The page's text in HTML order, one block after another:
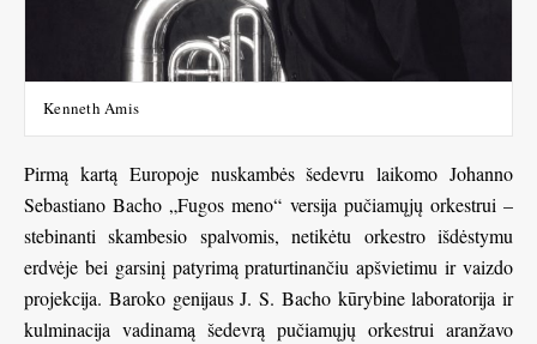
Kenneth Amis
Pirmą kartą Europoje nuskambės šedevru laikomo Johanno
Sebastiano Bacho „Fugos meno“ versija pučiamųjų orkestrui –
stebinanti skambesio spalvomis, netikėtu orkestro išdėstymu
erdvėje bei garsinį patyrimą praturtinančiu apšvietimu ir vaizdo
projekcija. Baroko genijaus J. S. Bacho kūrybine laboratorija ir
kulminacija vadinamą šedevrą pučiamųjų orkestrui aranžavo